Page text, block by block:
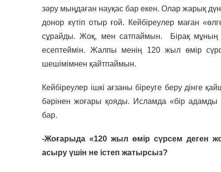
зәру мыңдаған науқас бар екен. Олар жарық
донор күтіп отыр ғой. Кейбіреулер маған
сұрайды. Жоқ, мен сатпаймын. Бірақ мұның
есептеймін. Жалпы менің 120 жыл өмір
шешімімнен қайтпаймын.
Кейбіреулер ішкі ағзаны біреуге беру дінге
бәрінен жоғары қояды. Исламда «бір адамды
бар.
-Жоғарыда «120 жыл өмір сүрсем деген
асыру үшін не істеп жатырсыз?